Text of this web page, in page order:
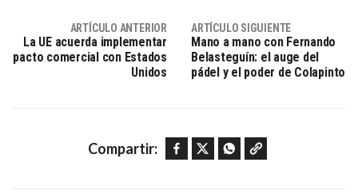
ARTÍCULO ANTERIOR
La UE acuerda implementar
pacto comercial con Estados
Unidos
ARTÍCULO SIGUIENTE
Mano a mano con Fernando
Belasteguín: el auge del
pádel y el poder de Colapinto
Compartir: Facebook Twitter WhatsApp Copy link